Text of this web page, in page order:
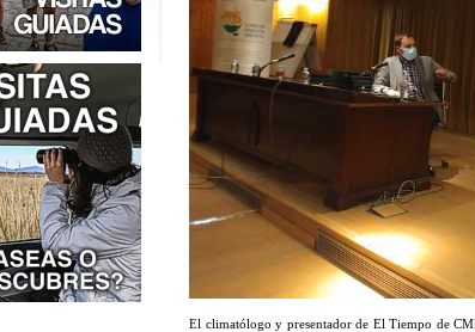
El climatólogo y presentador de El Tiempo de